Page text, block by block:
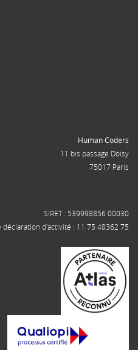
Human Coders
11 bis passage Doisy
75017 Paris
SIRET : 539998856 00030
déclaration d'activité : 11 75 48362 75